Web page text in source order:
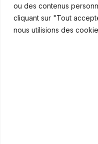
ou des contenus
cliquant sur "Tout
nous utilisions des
Casinos iPhone en
Monter en compétences